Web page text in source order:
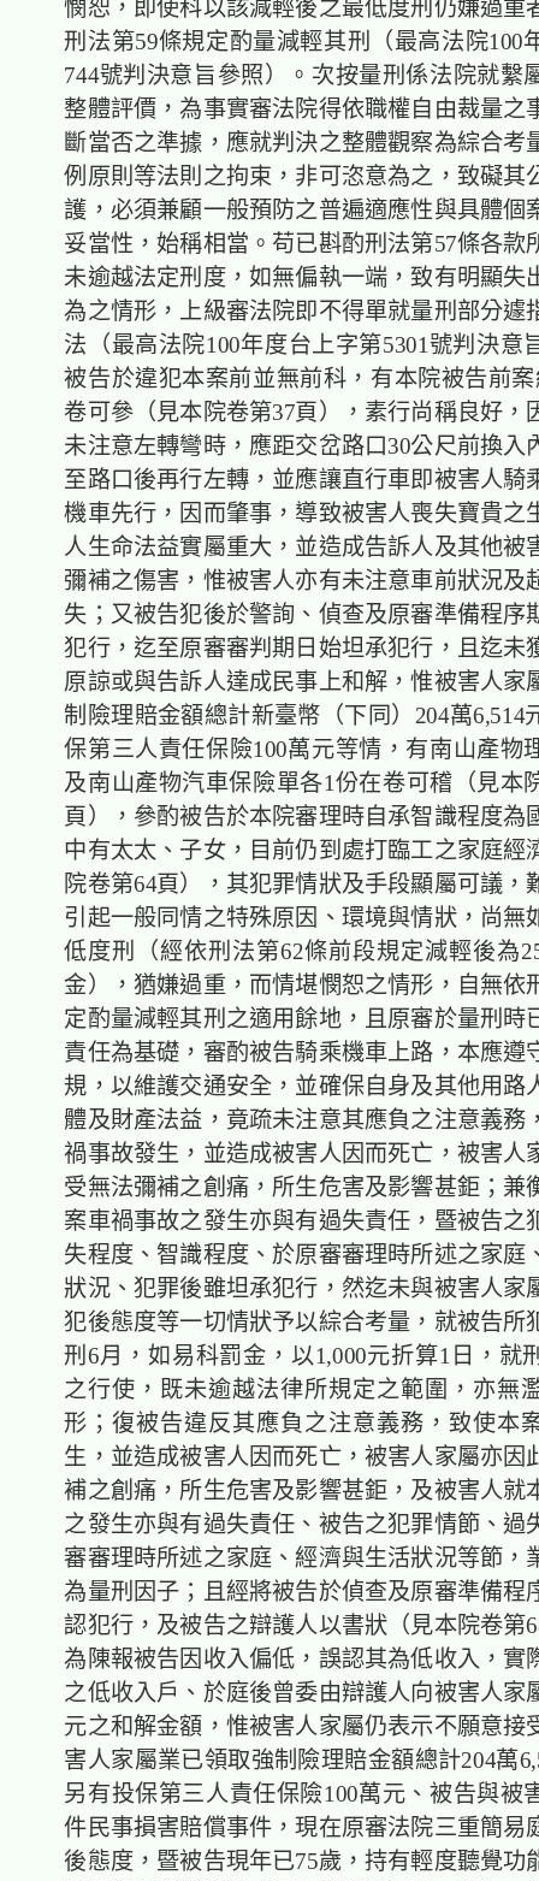
憫恕，即使科以該減輕後之最低度刑仍嫌過重
刑法第59條規定酌量減輕其刑（最高法院100
744號判決意旨參照）。次按量刑係法院就繫
整體評價，為事實審法院得依職權自由裁量之
斷當否之準據，應就判決之整體觀察為綜合考
例原則等法則之拘束，非可恣意為之，致礙其
護，必須兼顧一般預防之普遍適應性與具體個
妥當性，始稱相當。苟已斟酌刑法第57條各款
未逾越法定刑度，如無偏執一端，致有明顯失
為之情形，上級審法院即不得單就量刑部分遽
法（最高法院100年度台上字第5301號判決意
被告於違犯本案前並無前科，有本院被告前
卷可參（見本院卷第37頁），素行尚稱良好，
未注意左轉彎時，應距交岔路口30公尺前換入
至路口後再行左轉，並應讓直行車即被害人騎
機車先行，因而肇事，導致被害人喪失寶貴之
人生命法益實屬重大，並造成告訴人及其他被
彌補之傷害，惟被害人亦有未注意車前狀況及
失；又被告犯後於警詢、偵查及原審準備程序
犯行，迄至原審審判期日始坦承犯行，且迄未
原諒或與告訴人達成民事上和解，惟被害人家
制險理賠金額總計新臺幣（下同）204萬6,514
保第三人責任保險100萬元等情，有南山產物
及南山產物汽車保險單各1份在卷可稽（見本
頁），參酌被告於本院審理時自承智識程度為
中有太太、子女，目前仍到處打臨工之家庭經
院卷第64頁），其犯罪情狀及手段顯屬可議，
引起一般同情之特殊原因、環境與情狀，尚無
低度刑（經依刑法第62條前段規定減輕後為
金），猶嫌過重，而情堪憫恕之情形，自無依
定酌量減輕其刑之適用餘地，且原審於量刑時
責任為基礎，審酌被告騎乘機車上路，本應遵
規，以維護交通安全，並確保自身及其他用路
體及財產法益，竟疏未注意其應負之注意義務
禍事故發生，並造成被害人因而死亡，被害人
受無法彌補之創痛，所生危害及影響甚鉅；兼
案車禍事故之發生亦與有過失責任，暨被告之
失程度、智識程度、於原審審理時所述之家庭
狀況、犯罪後雖坦承犯行，然迄未與被害人家
犯後態度等一切情狀予以綜合考量，就被告所
刑6月，如易科罰金，以1,000元折算1日，就
之行使，既未逾越法律所規定之範圍，亦無
形；復被告違反其應負之注意義務，致使本
生，並造成被害人因而死亡，被害人家屬亦因
補之創痛，所生危害及影響甚鉅，及被害人就
之發生亦與有過失責任、被告之犯罪情節、過
審審理時所述之家庭、經濟與生活狀況等節，
為量刑因子；且經將被告於偵查及原審準備程
認犯行，及被告之辯護人以書狀（見本院卷第
為陳報被告因收入偏低，誤認其為低收入，實
之低收入戶、於庭後曾委由辯護人向被害人家
元之和解金額，惟被害人家屬仍表示不願意接
害人家屬業已領取強制險理賠金額總計204萬
另有投保第三人責任保險100萬元、被告與被
件民事損害賠償事件，現在原審法院三重簡易
後態度，暨被告現年已75歲，持有輕度聽覺功